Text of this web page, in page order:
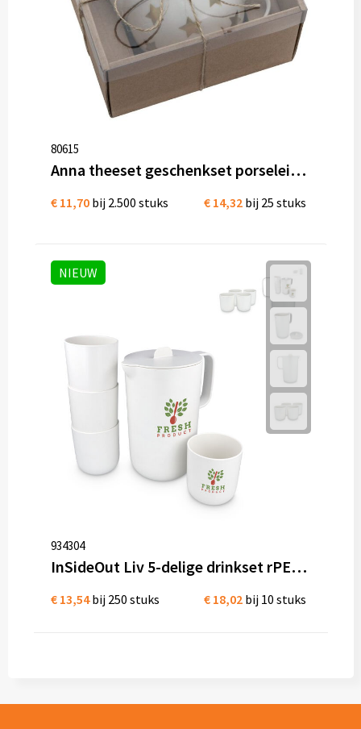
Kop en schotels
Krijtmokken
Magic mokken
Mokken met naam
NIEUWE mokken
Relatiegeschenken
Snel mokken
Warme en Koude dranken
80615
Anna theeset geschenkset porselein 200 ml en 400 ml
€ 11,70 bij 2.500 stuks € 14,32 bij 25 stuks
NIEUW
934304
InSideOut Liv 5-delige drinkset rPET 2000 ml
€ 13,54 bij 250 stuks € 18,02 bij 10 stuks